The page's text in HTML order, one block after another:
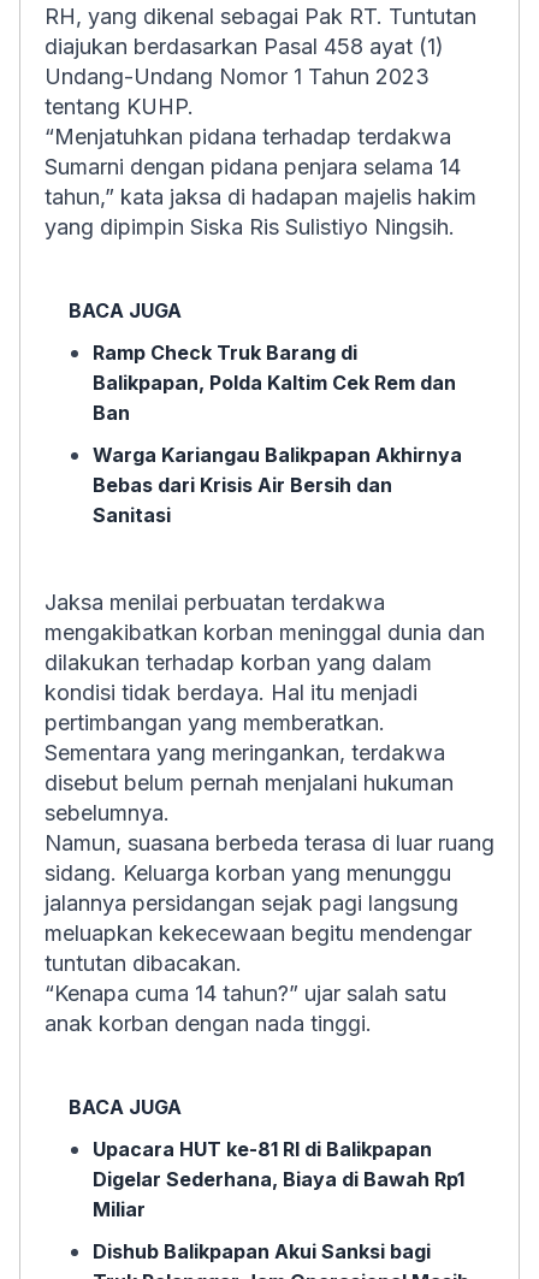
RH, yang dikenal sebagai Pak RT. Tuntutan
diajukan berdasarkan Pasal 458 ayat (1)
Undang-Undang Nomor 1 Tahun 2023
tentang KUHP.
“Menjatuhkan pidana terhadap terdakwa
Sumarni dengan pidana penjara selama 14
tahun,” kata jaksa di hadapan majelis hakim
yang dipimpin Siska Ris Sulistiyo Ningsih.
BACA JUGA
Ramp Check Truk Barang di
Balikpapan, Polda Kaltim Cek Rem dan
Ban
Warga Kariangau Balikpapan Akhirnya
Bebas dari Krisis Air Bersih dan
Sanitasi
Jaksa menilai perbuatan terdakwa
mengakibatkan korban meninggal dunia dan
dilakukan terhadap korban yang dalam
kondisi tidak berdaya. Hal itu menjadi
pertimbangan yang memberatkan.
Sementara yang meringankan, terdakwa
disebut belum pernah menjalani hukuman
sebelumnya.
Namun, suasana berbeda terasa di luar ruang
sidang. Keluarga korban yang menunggu
jalannya persidangan sejak pagi langsung
meluapkan kekecewaan begitu mendengar
tuntutan dibacakan.
“Kenapa cuma 14 tahun?” ujar salah satu
anak korban dengan nada tinggi.
BACA JUGA
Upacara HUT ke-81 RI di Balikpapan
Digelar Sederhana, Biaya di Bawah Rp1
Miliar
Dishub Balikpapan Akui Sanksi bagi